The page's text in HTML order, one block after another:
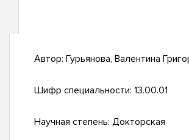
Автор: Гурьянова, Валентина
Шифр специальности: 13.00.01
Научная степень: Докторская